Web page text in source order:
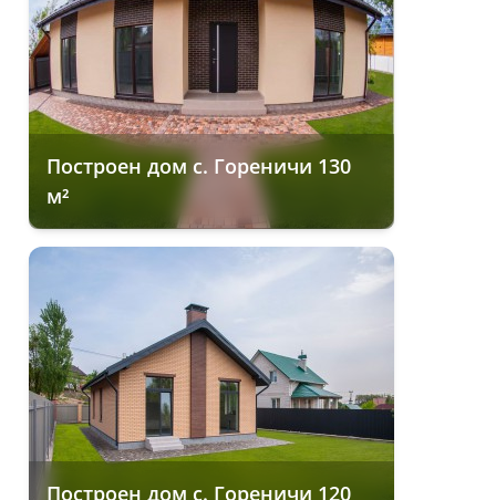
Построен дом с. Гореничи 130
м²
Построен дом с. Гореничи 120